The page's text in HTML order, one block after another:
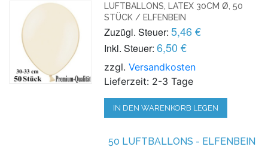
LUFTBALLONS, LATEX 30CM Ø, 50
STÜCK / ELFENBEIN
Zuzügl. Steuer: 5,46 €
Inkl. Steuer: 6,50 €
zzgl.Versandkosten
Lieferzeit: 2-3 Tage
IN DEN WARENKORB LEGEN
50 LUFTBALLONS - ELFENBEIN